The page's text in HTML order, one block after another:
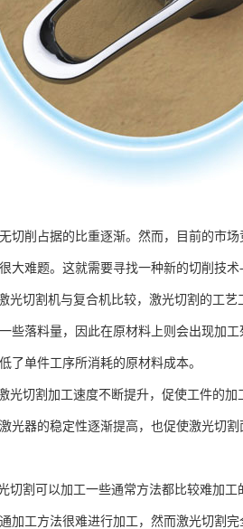
切削占据的比重逐渐。然而，目前的市
大难题。这就需要寻找一种新的切削技
光切割机与复合机比较，激光切割的工
些落料量，因此在原材料上则会出现加
了单件工序所消耗的原材料成本。
光切割加工速度不断提升，促使工件的
光器的稳定性逐渐提高，也促使激光切
切割可以加工一些通常方法都比较难加
加工方法很难进行加工，然而激光切割